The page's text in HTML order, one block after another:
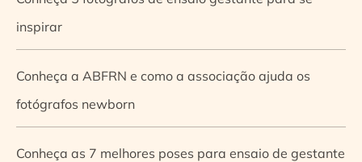
inspirar
Conheça a ABFRN e como a associação ajuda os
fotógrafos newborn
Conheça as 7 melhores poses para ensaio de gestante